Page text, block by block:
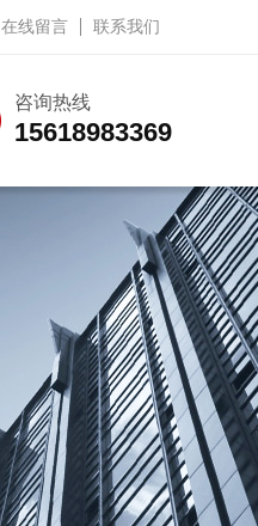
在线留言 联系我们
咨询热线
15618983369